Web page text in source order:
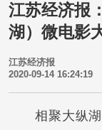
江苏经济报
湖）微电影
江苏经济报
2020-09-14 16:24:19
相聚大纵湖